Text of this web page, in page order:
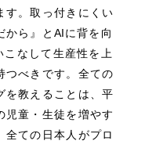
す。取っ付きにくい
から』とAIに背を向
こなして生産性を上
つべきです。全ての
を教えることは、平
児童・生徒を増やす
全ての日本人がプロ